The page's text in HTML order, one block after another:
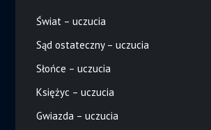
Świat – uczucia
Sąd ostateczny – uczucia
Słońce – uczucia
Księżyc – uczucia
Gwiazda – uczucia